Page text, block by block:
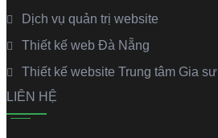
Dịch vụ quản trị website
Thiết kế web Đà Nẵng
Thiết kế website Trung tâm Gia sư
LIÊN HỆ